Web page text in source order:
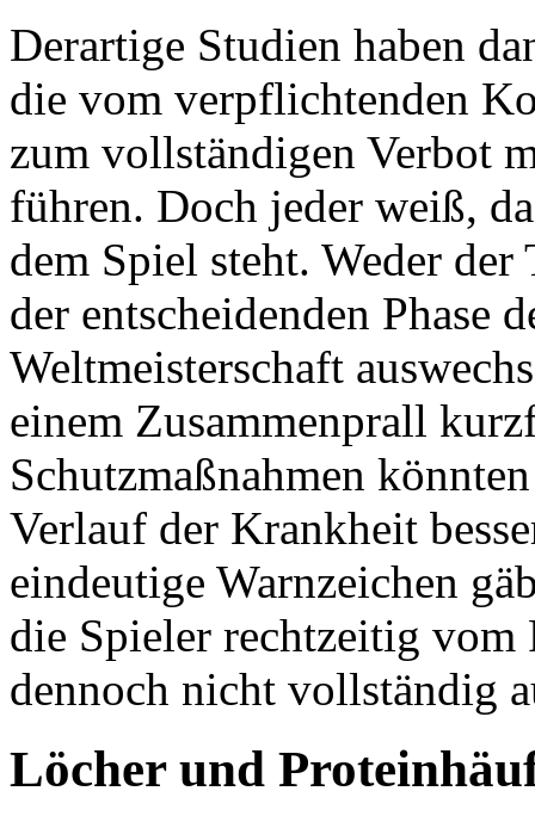
Derartige Studien haben
die vom verpflichtenden
zum vollständigen Verbot
führen. Doch jeder weiß,
dem Spiel steht. Weder
der entscheidenden Phase
Weltmeisterschaft
einem Zusammenprall
Schutzmaßnahmen
Verlauf der Krankheit
eindeutige Warnzeichen
die Spieler rechtzeitig vom
dennoch nicht vollständig
Löcher und